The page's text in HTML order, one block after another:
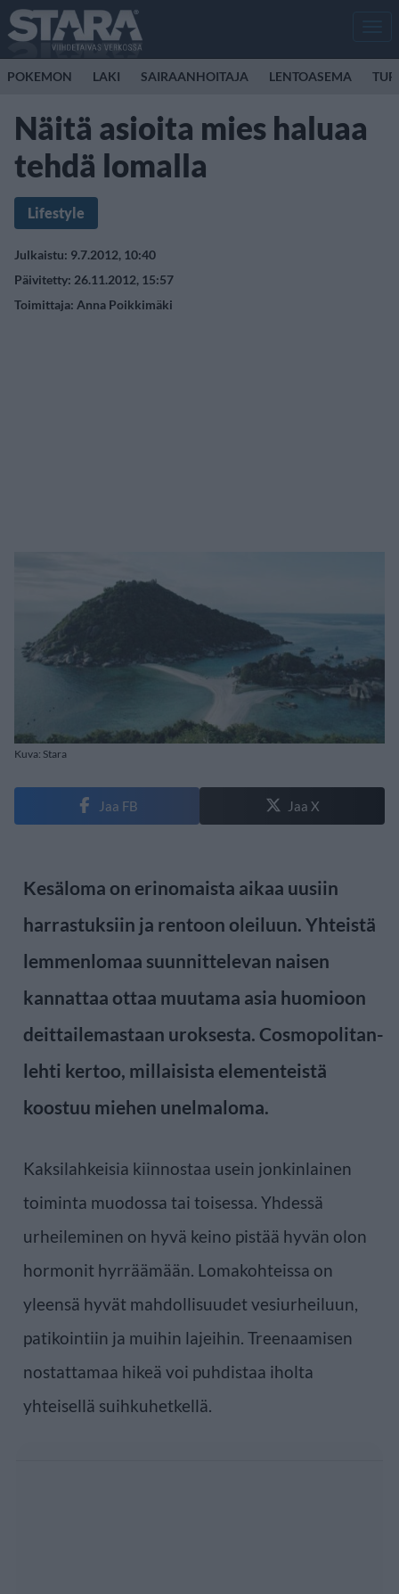
POKEMON LAKI SAIRAANHOITAJA LENTOASEMA
Näitä asioita mies haluaa
tehdä lomalla
Lifestyle
Julkaistu: 9.7.2012, 10:40
Päivitetty: 26.11.2012, 15:57
Toimittaja: Anna Poikkimäki
Kuva: Stara
Jaa FB Jaa X
Kesäloma on erinomaista aikaa uusiin
harrastuksiin ja rentoon oleiluun. Yhteistä
lemmenlomaa suunnittelevan naisen
kannattaa ottaa muutama asia huomioon
deittailemastaan uroksesta. Cosmopolitan-
lehti kertoo, millaisista elementeistä
koostuu miehen unelmaloma.
Kaksilahkeisia kiinnostaa usein jonkinlainen
toiminta muodossa tai toisessa. Yhdessä
urheileminen on hyvä keino pistää hyvän olon
hormonit hyrräämään. Lomakohteissa on
yleensä hyvät mahdollisuudet vesiurheiluun,
patikointiin ja muihin lajeihin. Treenaamisen
nostattamaa hikeä voi puhdistaa iholta
yhteisellä suihkuhetkellä.